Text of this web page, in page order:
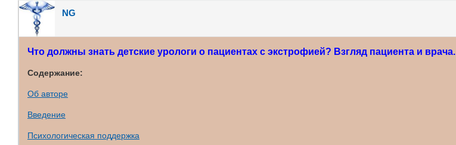
NG
Что должны знать детские урологи о пациентах с экстрофией? Взгляд пациента и врача.
Содержание:
Об авторе
Введение
Психологическая поддержка